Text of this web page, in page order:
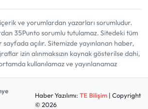
ve yorumlardan yazarları sorumludur.
35Punto sorumlu tutulamaz. Sitedeki tüm
açılır. Sitemizde yayınlanan haber,
izin alınmaksızın kaynak gösterilse dahi,
kullanılamaz ve yayınlanamaz
Haber Yazılımı: TE Bilişim| Copyright
© 2026